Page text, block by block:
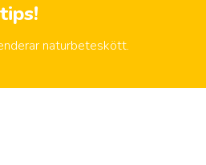
naturbeteskött.